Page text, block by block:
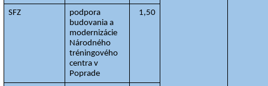
SFZ
podpora
budovania a
modernizácie
Národného
tréningového
centra v
Poprade
1,50